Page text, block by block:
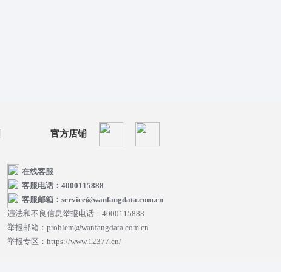
官方店铺
在线客服
客服电话：4000115888
客服邮箱：service@wanfangdata.com.cn
违法和不良信息举报电话：4000115888
举报邮箱：problem@wanfangdata.com.cn
举报专区：https://www.12377.cn/